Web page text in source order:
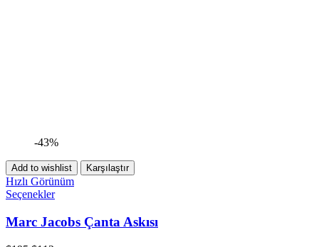
-43%
Add to wishlist Karşılaştır
Hızlı Görünüm
Seçenekler
Marc Jacobs Çanta Askısı